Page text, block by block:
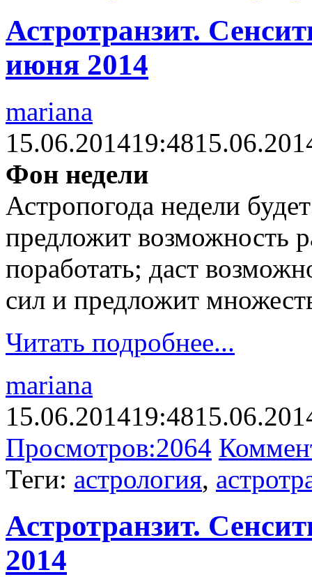
Астротранзит.
июня 2014
mariana
15.06.201419:48
Фон недели
Астропогода недели
предложит возможность
поработать; даст
сил и предложит
Читать подробнее...
mariana
15.06.201419:48
Просмотров:2064
Теги: астрология,
Астротранзит.
2014